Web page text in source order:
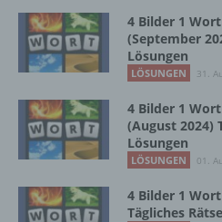
4 Bilder 1
(September
Lösungen
LÖSUNGEN 31.
4 Bilder 1
(August 2024)
Lösungen
LÖSUNGEN 01.
4 Bilder 1
Tägliches
Zusammenhang mit
Daten wie das
Organisation, das
die Anpassung oder
Auslesen, das
die Offenlegung durch
Verbreitung oder eine
Bereitstellung, den
Verknüpfung, die